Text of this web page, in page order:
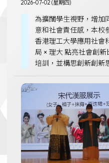
2026-07-02 (星期四)
為擴闊學生視野，增加
意和社會責任感，本校
香港理工大學應用社會
局 × 理大 點亮社會創
培訓，並構思創新創新